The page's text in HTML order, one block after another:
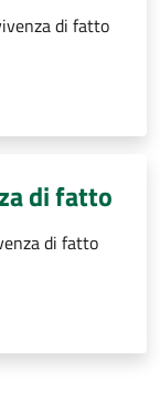
di fatto
di fatto
di fatto